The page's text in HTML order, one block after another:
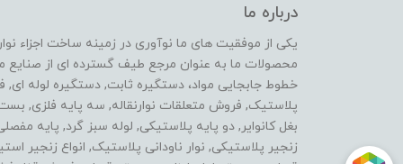
درباره ما
محصولات ما به عنوان مرجع طیف گسترده ای از صنایع
خطوط جابجایی مواد، دستگیره ثابت, دستگیره لوله
پلاستیک, فروش متعلقات نوارنقاله, سه پایه
بغل کانوایر, دو پایه پلاستیکی, لوله سبز گرد, پایه
زنجیر پلاستیکی, نوار ناودانی پلاستیک, انواع